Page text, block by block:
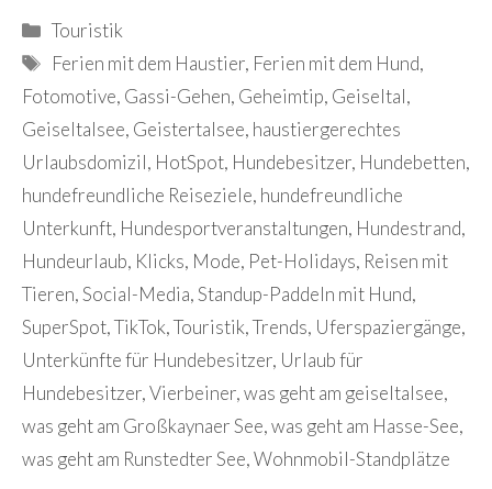
Kategorien
Touristik
Schlagwörter
Ferien mit dem Haustier, Ferien mit dem Hund,
Fotomotive, Gassi-Gehen, Geheimtip, Geiseltal,
Geiseltalsee, Geistertalsee, haustiergerechtes
Urlaubsdomizil, HotSpot, Hundebesitzer, Hundebetten,
hundefreundliche Reiseziele, hundefreundliche
Unterkunft, Hundesportveranstaltungen, Hundestrand,
Hundeurlaub, Klicks, Mode, Pet-Holidays, Reisen mit
Tieren,Social-Media,Standup-Paddeln mit Hund,
SuperSpot,TikTok,Touristik,Trends, Uferspaziergänge,
Unterkünfte für Hundebesitzer, Urlaub für
Hundebesitzer,Vierbeiner,was geht am geiseltalsee,
was geht am Großkaynaer See,was geht am Hasse-See,
was geht am Runstedter See,Wohnmobil-Standplätze